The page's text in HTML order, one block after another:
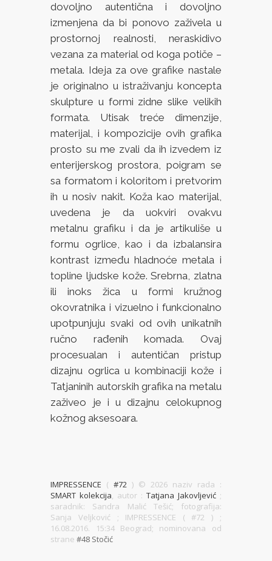
dovoljno autentična i dovoljno
izmenjena da bi ponovo zaživela u
prostornoj realnosti, neraskidivo
vezana za material od koga potiče –
metala. Ideja za ove grafike nastale
je originalno u istraživanju koncepta
skulpture u formi zidne slike velikih
formata. Utisak treće dimenzije,
materijal, i kompozicije ovih grafika
prosto su me zvali da ih izvedem iz
enterijerskog prostora, poigram se
sa formatom i koloritom i pretvorim
ih u nosiv nakit. Koža kao materijal,
uvedena je da uokviri ovakvu
metalnu grafiku i da je artikuliše u
formu ogrlice, kao i da izbalansira
kontrast između hladnoće metala i
topline ljudske kože. Srebrna, zlatna
ili inoks žica u formi kružnog
okovratnika i vizuelno i funkcionalno
upotpunjuju svaki od ovih unikatnih
ručno rađenih komada. Ovaj
procesualan i autentičan pristup
dizajnu ogrlica u kombinaciji kože i
Tatjaninih autorskih grafika na metalu
zaživeo je i u dizajnu celokupnog
kožnog aksesoara.
IMPRESSENCE (#72) © 2026 naziv rada :
SMART kolekcija, autor : Tatjana Jakovljević;
saradnik: Sandra Malić Tešić; fotografija:
Sanja Veljković ; IMPRESSENCE ( #72 ) ;
16.08.2016. 15:34 Beograd; nominovana od
strane#48 Stočić